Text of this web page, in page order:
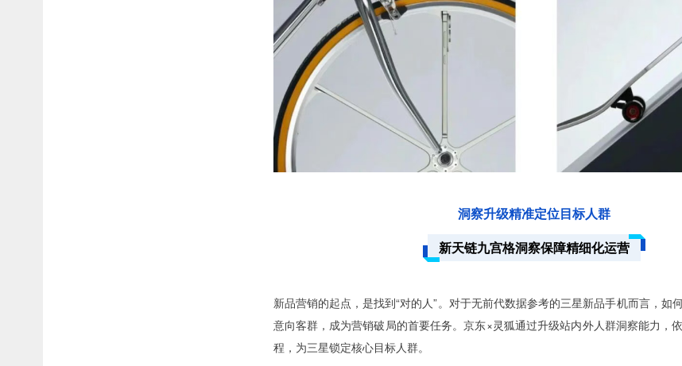
洞察升级精准定位目标人群
新天链九宫格洞察保障精细化运营
新品营销的起点，是找到“对的人”。对于无前代数据参考的三星新品手机而言，如
意向客群，成为营销破局的首要任务。京东×灵狐通过升级站内外人群洞察能力，
程，为三星锁定核心目标人群。